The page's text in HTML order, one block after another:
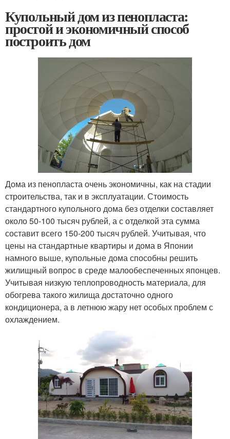
Купольный дом из пенопласта:
простой и экономичный способ
построить дом
Дома из пенопласта очень экономичны, как на стадии
строительства, так и в эксплуатации. Стоимость
стандартного купольного дома без отделки составляет
около 50-100 тысяч рублей, а с отделкой эта сумма
составит всего 150-200 тысяч рублей. Учитывая, что
цены на стандартные квартиры и дома в Японии
намного выше, купольные дома способны решить
жилищный вопрос в среде малообеспеченных японцев.
Учитывая низкую теплопроводность материала, для
обогрева такого жилища достаточно одного
кондиционера, а в летнюю жару нет особых проблем с
охлаждением.